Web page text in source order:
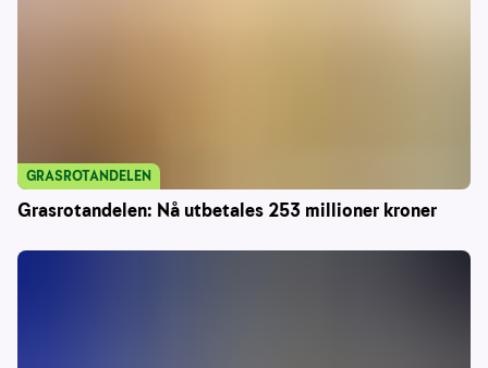
Grasrotandelen: Nå utbetales 253 millioner kroner
GRASROTANDELEN